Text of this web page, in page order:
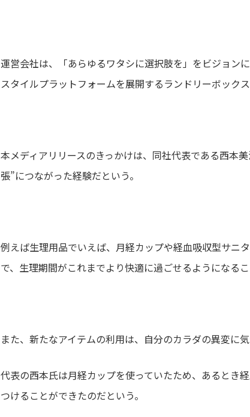
運営会社は、「あらゆるワタシに選択肢を」をビジョン
スタイルプラットフォームを展開するランドリーボックス
本メディアリリースのきっかけは、同社代表である西本
張”につながった経験だという。
例えば生理用品でいえば、月経カップや経血吸収型サニ
で、生理期間がこれまでより快適に過ごせるようになるこ
また、新たなアイテムの利用は、自分のカラダの異変に
代表の西本氏は月経カップを使っていたため、あるとき
つけることができたのだという。